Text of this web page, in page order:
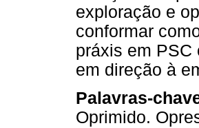
exploração e
conformar
práxis em PSC
em direção à
Palavras-
Oprimido.